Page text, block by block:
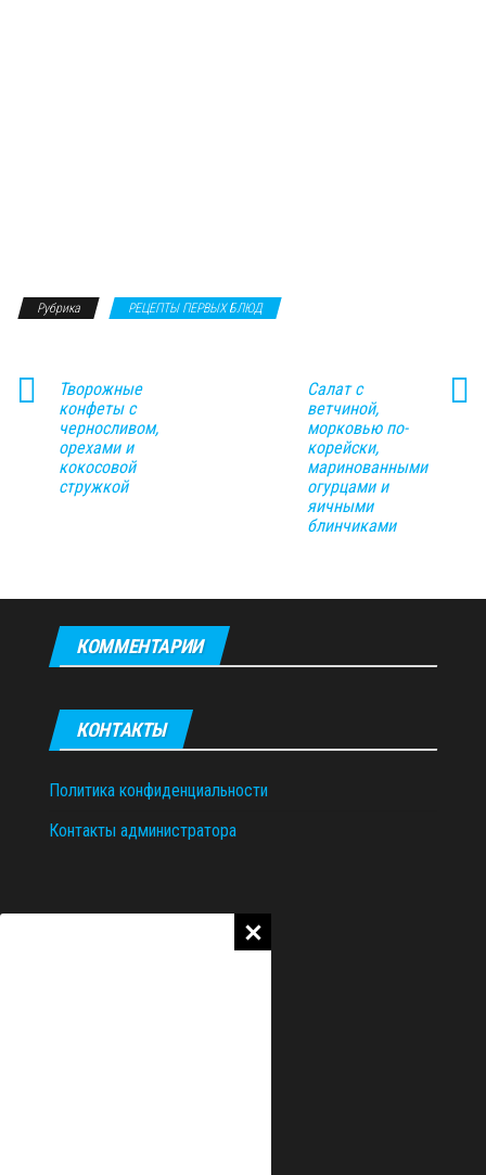
Рубрика РЕЦЕПТЫ ПЕРВЫХ БЛЮД
Творожные
конфеты с
черносливом,
орехами и
кокосовой
стружкой
Салат с
ветчиной,
морковью по-
корейски,
маринованными
огурцами и
яичными
блинчиками
КОММЕНТАРИИ
КОНТАКТЫ
Политика конфиденциальности
Контакты администратора